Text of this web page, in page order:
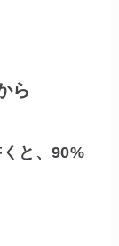
ら
と、90%